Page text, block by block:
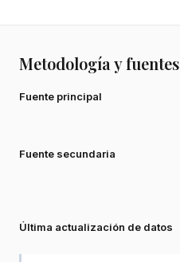
Metodología y fuentes
Fuente principal
Fuente secundaria
Última actualización de datos